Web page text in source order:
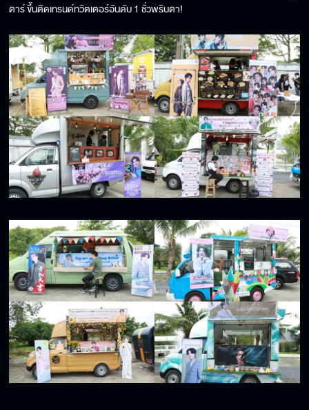
ตาร์ ขึ้นติดเทรนด์ทวิตเตอร์อันดับ 1 ชั่วพริบตา!